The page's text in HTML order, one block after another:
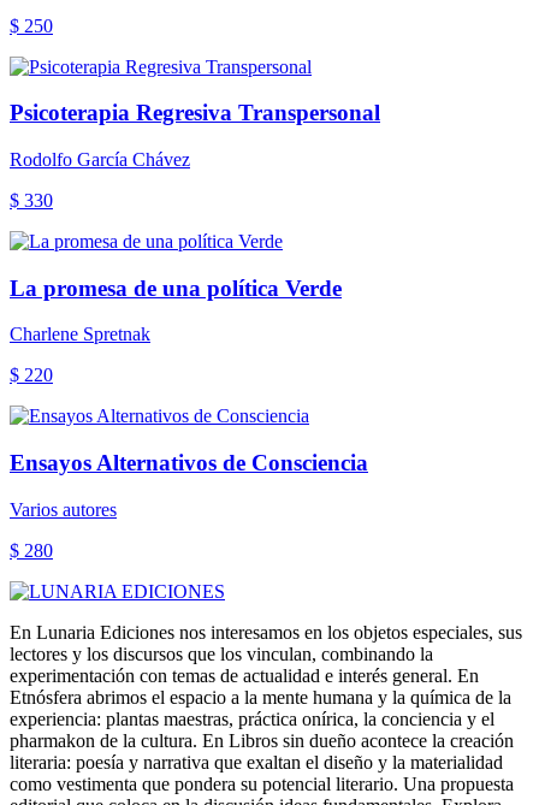
$ 250
Psicoterapia Regresiva Transpersonal
Rodolfo García Chávez
$ 330
La promesa de una política Verde
Charlene Spretnak
$ 220
Ensayos Alternativos de Consciencia
Varios autores
$ 280
En Lunaria Ediciones nos interesamos en los objetos especiales, sus
lectores y los discursos que los vinculan, combinando la
experimentación con temas de actualidad e interés general. En
Etnósfera abrimos el espacio a la mente humana y la química de la
experiencia: plantas maestras, práctica onírica, la conciencia y el
pharmakon de la cultura. En Libros sin dueño acontece la creación
literaria: poesía y narrativa que exaltan el diseño y la materialidad
como vestimenta que pondera su potencial literario. Una propuesta